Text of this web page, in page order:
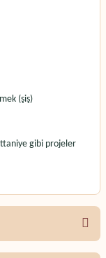
(şiş)
gibi projeler